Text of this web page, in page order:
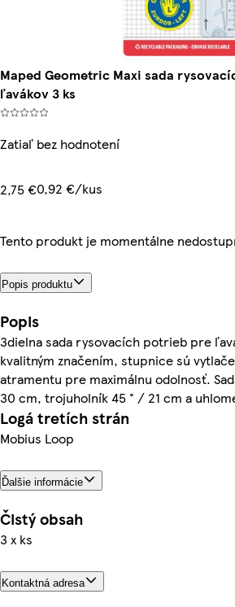
Maped Geometric Maxi sada
ľavákov 3 ks
Zatiaľ bez hodnotení
2,75 €0,92 €/kus
Tento produkt je momentálne
Popis produktu
Popis
3dielna sada rysovacích potrieb pre
kvalitným značením, stupnice sú
atramentu pre maximálnu odolnosť.
30 cm, trojuholník 45 ° / 21 cm a
Logá tretích strán
Mobius Loop
Ďalšie informácie
Čistý obsah
3 x ks
Kontaktná adresa